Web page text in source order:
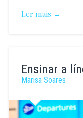
Ler mais →
Valente
Ensinar a
Marisa Soares